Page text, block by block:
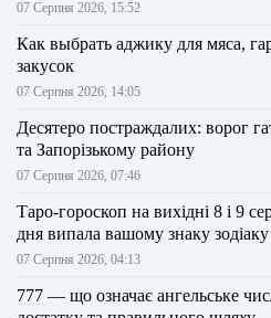
07 Серпня 2026, 15:52
Как выбрать аджику для мяса,
закусок
07 Серпня 2026, 14:05
Десятеро постраждалих: ворог
та Запорізькому району
07 Серпня 2026, 07:46
Таро-гороскоп на вихідні 8 і 9
дня випала вашому знаку зодіаку
07 Серпня 2026, 04:13
777 — що означає ангельське